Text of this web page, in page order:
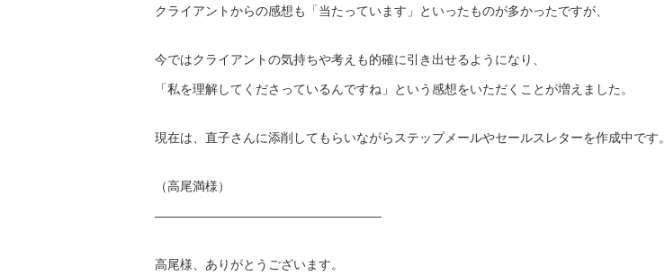
クライアントからの感想も「当たっています」 といったものが多かったですが、
今ではクライアントの気持ちや考えも的確に引き出せるようになり 、
「私を理解してくださっているんですね」 という感想をいただくことが増えました。
現在は、 直子さんに添削してもらいながらステップメールやセールスレターを作成中です。
（高尾満様）
——————————————————
高尾様、ありがとうございます。